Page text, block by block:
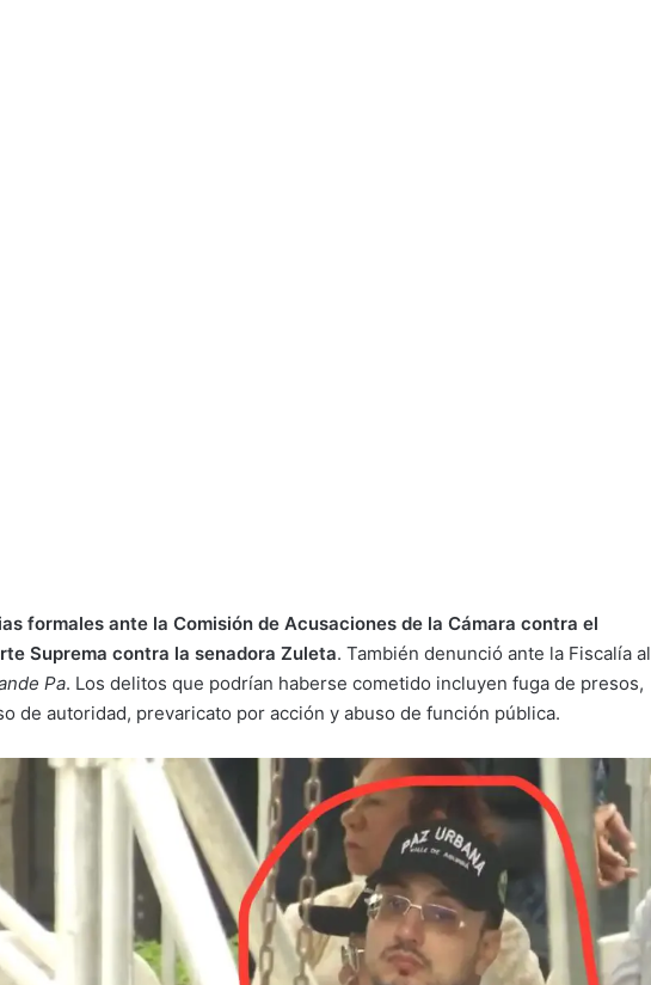
formales ante la Comisión de Acusaciones de la Cámara contra el
Suprema contra la senadora Zuleta. También denunció ante la Fiscalía al
Pa. Los delitos que podrían haberse cometido incluyen fuga de presos,
de autoridad, prevaricato por acción y abuso de función pública.